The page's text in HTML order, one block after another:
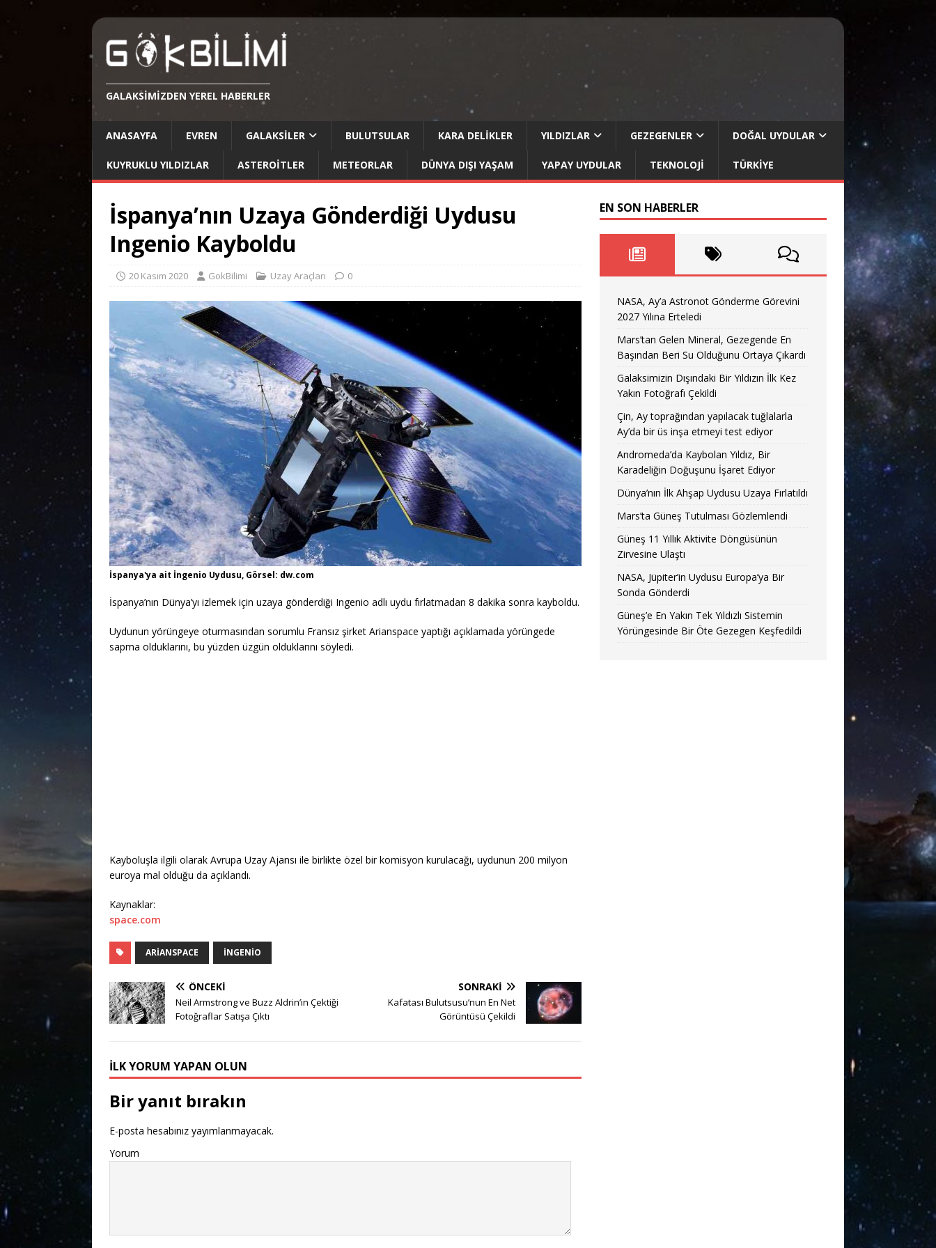
GALAKSIMIZDEN YEREL HABERLER
ANASAYFA EVREN GALAKSILER BULUTSULAR KARA DELIKLER YILDIZLAR GEZEGENLER DOĞAL UYDULAR
KUYRUKLU YILDIZLAR ASTEROITLER METEORLAR DÜNYA DIŞI YAŞAM YAPAY UYDULAR TEKNOLOJI TÜRKIYE
İspanya’nın Uzaya Gönderdiği Uydusu
Ingenio Kayboldu
20 Kasım 2020 GokBilimi Uzay Araçları 0
İspanya'ya ait İngenio Uydusu, Görsel: dw.com
İspanya’nın Dünya’yı izlemek için uzaya gönderdiği Ingenio adlı uydu fırlatmadan 8 dakika sonra kayboldu.
Uydunun yörüngeye oturmasından sorumlu Fransız şirket Arianspace yaptığı açıklamada yörüngede
sapma olduklarını, bu yüzden üzgün olduklarını söyledi.
Kayboluşla ilgili olarak Avrupa Uzay Ajansı ile birlikte özel bir komisyon kurulacağı, uydunun 200 milyon
euroya mal olduğu da açıklandı.
Kaynaklar:
space.com
ARIANSPACE INGENIO
ÖNCEKI
Neil Armstrong ve Buzz Aldrin’in Çektiği
Fotoğraflar Satışa Çıktı
SONRAKI
Kafatası Bulutsusu’nun En Net
Görüntüsü Çekildi
İLK YORUM YAPAN OLUN
Bir yanıt bırakın
E-posta hesabınız yayımlanmayacak.
Yorum
EN SON HABERLER
NASA, Ay’a Astronot Gönderme Görevini
2027 Yılına Erteledi
Mars’tan Gelen Mineral, Gezegende En
Başından Beri Su Olduğunu Ortaya Çıkardı
Galaksimizin Dışındaki Bir Yıldızın İlk Kez
Yakın Fotoğrafı Çekildi
Çin, Ay toprağından yapılacak tuğlalarla
Ay’da bir üs inşa etmeyi test ediyor
Andromeda’da Kaybolan Yıldız, Bir
Karadeliğin Doğuşunu İşaret Ediyor
Dünya’nın İlk Ahşap Uydusu Uzaya Fırlatıldı
Mars’ta Güneş Tutulması Gözlemlendi
Güneş 11 Yıllık Aktivite Döngüsünün
Zirvesine Ulaştı
NASA, Jüpiter’in Uydusu Europa’ya Bir
Sonda Gönderdi
Güneş’e En Yakın Tek Yıldızlı Sistemin
Yörüngesinde Bir Öte Gezegen Keşfedildi